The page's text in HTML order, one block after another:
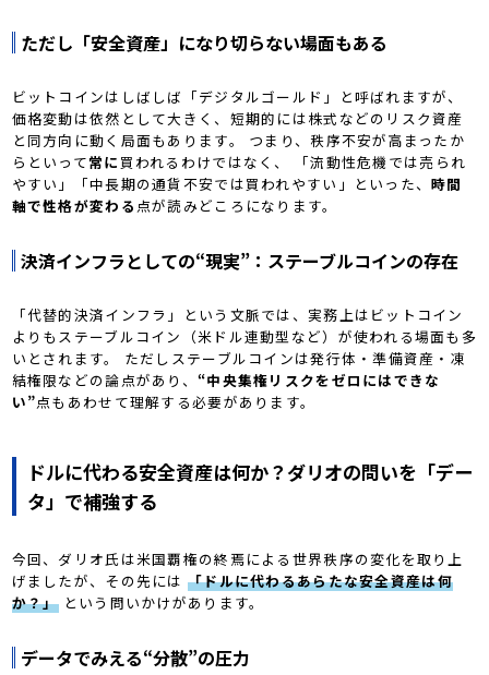
ただし「安全資産」になり切らない場面もある
ビットコインはしばしば「デジタルゴールド」と呼ばれますが、
価格変動は依然として大きく、短期的には株式などのリスク資産
と同方向に動く局面もあります。 つまり、秩序不安が高まったか
らといって常に 買われるわけではなく、 「流動性危機では売られ
やすい」「中長期の通貨不安では買われやすい」といった、時間
軸で性格が変わる 点が読みどころになります。
決済インフラとしての“現実”：ステーブルコインの存在
「代替的決済インフラ」という文脈では、実務上はビットコイン
よりもステーブルコイン（米ドル連動型など）が使われる場面も多
いとされます。 ただしステーブルコインは発行体・準備資産・凍
結権限などの論点があり、“中央集権リスクをゼロにはできな
い”点もあわせて理解する必要があります。
ドルに代わる安全資産は何か？――ダリオの問いを「デー
タ」で補強する
今回、ダリオ氏は米国覇権の終焉による世界秩序の変化を取り上
げましたが、その先には「ドルに代わるあらたな安全資産は何
か？」という問いかけがあります。
データでみえる“分散”の圧力